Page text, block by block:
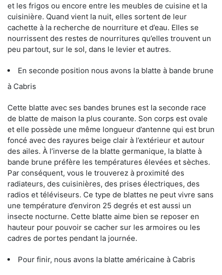
et les frigos ou encore entre les meubles de cuisine et la
cuisinière. Quand vient la nuit, elles sortent de leur
cachette à la recherche de nourriture et d’eau. Elles se
nourrissent des restes de nourritures qu’elles trouvent un
peu partout, sur le sol, dans le levier et autres.
En seconde position nous avons la blatte à bande brune
à Cabris
Cette blatte avec ses bandes brunes est la seconde race
de blatte de maison la plus courante. Son corps est ovale
et elle possède une même longueur d’antenne qui est brun
foncé avec des rayures beige clair à l’extérieur et autour
des ailes. À l’inverse de la blatte germanique, la blatte à
bande brune préfère les températures élevées et sèches.
Par conséquent, vous le trouverez à proximité des
radiateurs, des cuisinières, des prises électriques, des
radios et téléviseurs. Ce type de blattes ne peut vivre sans
une température d’environ 25 degrés et est aussi un
insecte nocturne. Cette blatte aime bien se reposer en
hauteur pour pouvoir se cacher sur les armoires ou les
cadres de portes pendant la journée.
Pour finir, nous avons la blatte américaine à Cabris